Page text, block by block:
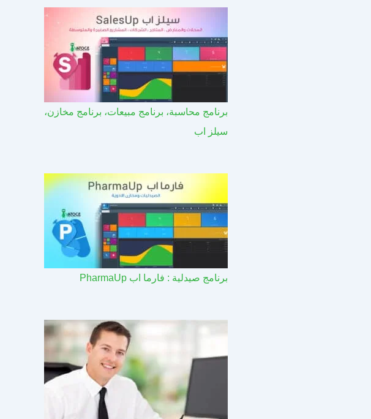
برنامج محاسبة، برنامج مبيعات، برنامج مخازن،
سيلز اب
برنامج صيدلية : فارما اب PharmaUp​